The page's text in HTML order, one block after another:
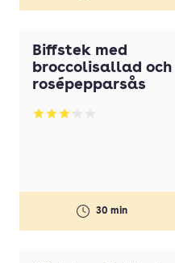
Biffstek med
broccolisallad och
rosépepparsås
Betyg: 3.22 av 5
30 min